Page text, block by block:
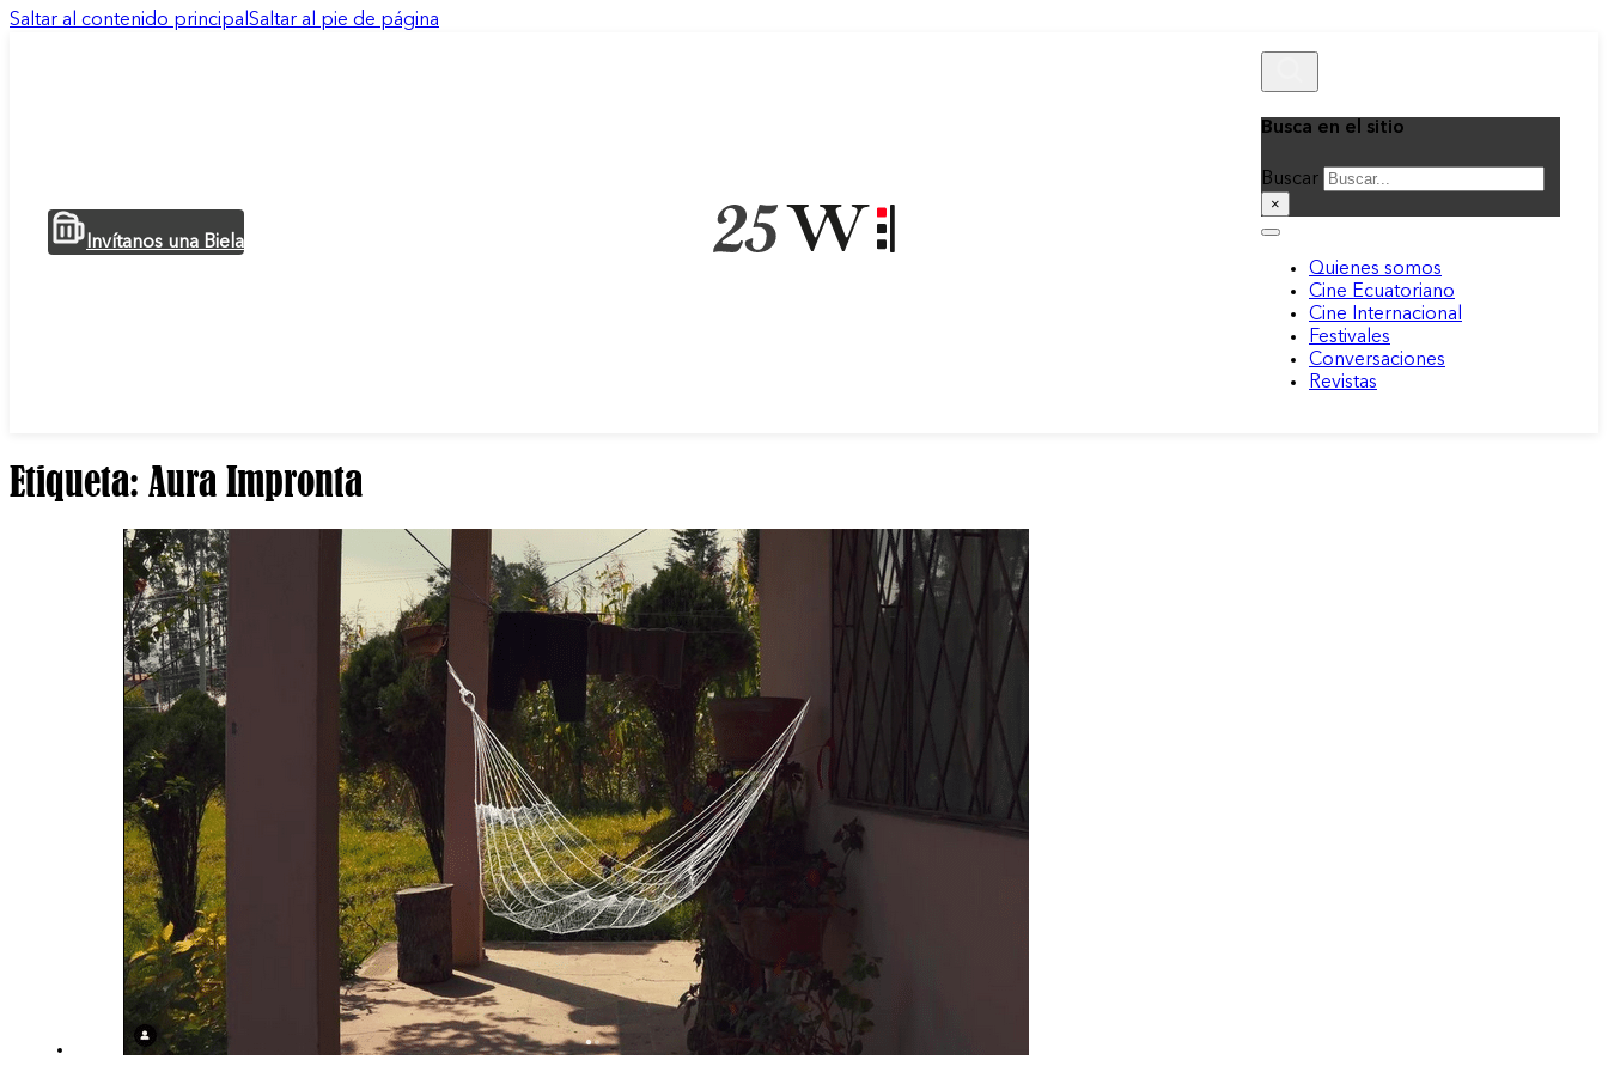
Saltar al contenido principal Saltar al pie de página
Invítanos una Biela
Busca en el sitio
Buscar
×
Quienes somos
Cine Ecuatoriano
Cine Internacional
Festivales
Conversaciones
Revistas
Etiqueta: Aura Impronta